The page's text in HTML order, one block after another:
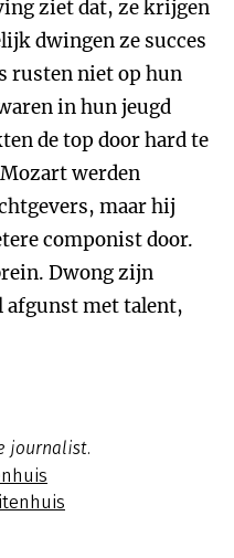
ziet dat, ze krijgen
dwingen ze succes
rusten niet op hun
in hun jeugd
de top door hard te
werden
maar hij
componist door.
Dwong zijn
afgunst met talent,
journalist.